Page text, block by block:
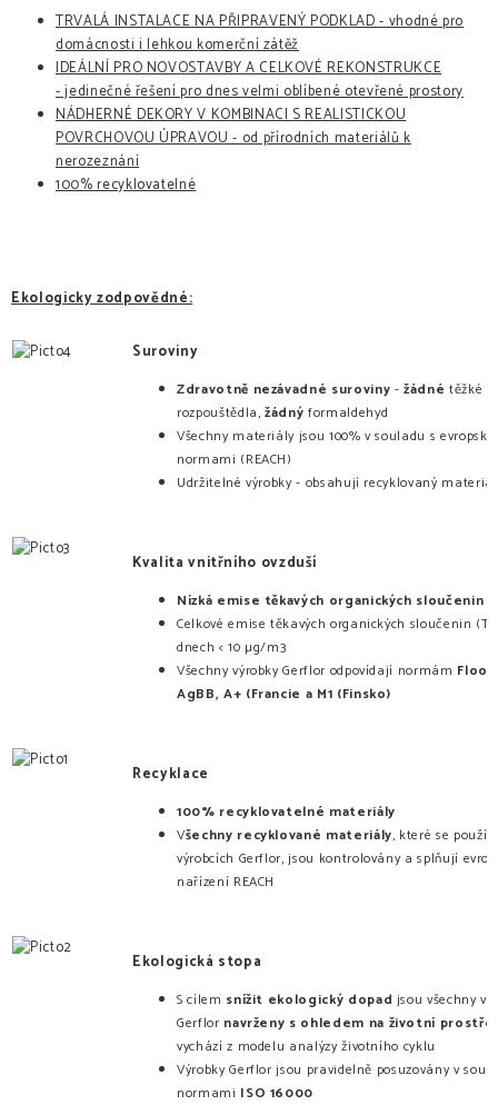
TRVALÁ INSTALACE NA PŘIPRAVENÝ PODKLAD - vhodné pro
domácnosti i lehkou komerční zátěž
IDEÁLNÍ PRO NOVOSTAVBY A CELKOVÉ REKONSTRUKCE
- jedinečné řešení pro dnes velmi oblíbené otevřené prostory
NÁDHERNÉ DEKORY V KOMBINACI S REALISTICKOU
POVRCHOVOU ÚPRAVOU - od přírodních materiálů k
nerozeznání
100% recyklovatelné
Ekologicky zodpovědné:
Suroviny
Zdravotně nezávadné suroviny -žádnétěžké
rozpouštědla,žádnýformaldehyd
Všechny materiály jsou 100% v souladu s
normami (REACH)
Udržitelné výrobky - obsahují recyklovaný materiál
Kvalita vnitřního ovzduší
Nízká emise těkavých organických sloučenin
Celkové emise těkavých organických sloučenin
dnech < 10 µg/m3
Všechny výrobky Gerflor odpovídají normám
AgBB, A+ (Francie a M1 (Finsko)
Recyklace
100% recyklovatelné materiály
Všechny recyklované materiály, které se
výrobcích Gerflor, jsou kontrolovány a splňují
nařízení REACH
Ekologická stopa
S cílem snížit ekologický dopad jsou všechny
Gerflor navrženy s ohledem na životní
vychází z modelu analýzy životního cyklu
Výrobky Gerflor jsou pravidelně posuzovány v
normami ISO 16000